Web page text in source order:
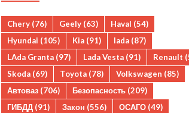
Chery (76) Geely (63) Haval (54)
Hyundai (105) Kia (91) lada (87)
LAda Granta (97) Lada Vesta (91) Renault
Skoda (69) Toyota (78) Volkswagen (85)
Автоваз (706) Безопасность (209)
ГИБДД (91) Закон (556) ОСАГО (49)